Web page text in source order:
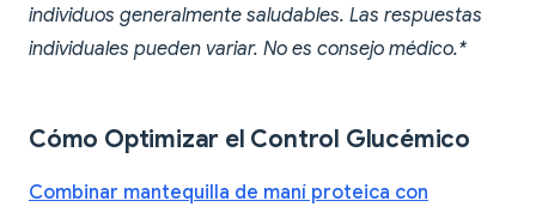
individuos generalmente saludables. Las respuestas
individuales pueden variar. No es consejo médico.*
Cómo Optimizar el Control Glucémico
Combinar mantequilla de maní proteica con